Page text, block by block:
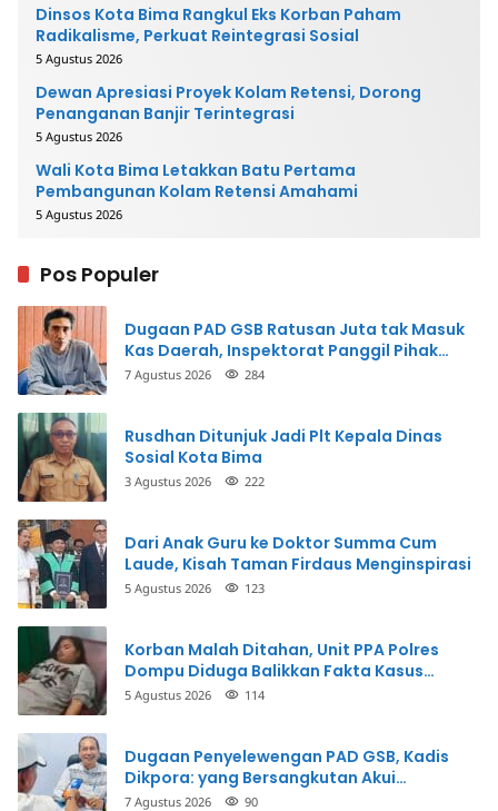
Dinsos Kota Bima Rangkul Eks Korban Paham
Radikalisme, Perkuat Reintegrasi Sosial
5 Agustus 2026
Dewan Apresiasi Proyek Kolam Retensi, Dorong
Penanganan Banjir Terintegrasi
5 Agustus 2026
Wali Kota Bima Letakkan Batu Pertama
Pembangunan Kolam Retensi Amahami
5 Agustus 2026
Pos Populer
Dugaan PAD GSB Ratusan Juta tak Masuk
Kas Daerah, Inspektorat Panggil Pihak
Terkait
7 Agustus 2026 284
Rusdhan Ditunjuk Jadi Plt Kepala Dinas
Sosial Kota Bima
3 Agustus 2026 222
Dari Anak Guru ke Doktor Summa Cum
Laude, Kisah Taman Firdaus Menginspirasi
5 Agustus 2026 123
Korban Malah Ditahan, Unit PPA Polres
Dompu Diduga Balikkan Fakta Kasus
Penganiayaan
5 Agustus 2026 114
Dugaan Penyelewengan PAD GSB, Kadis
Dikpora: yang Bersangkutan Akui
Perbuatannya dan Siap Mengembalikan
7 Agustus 2026 90